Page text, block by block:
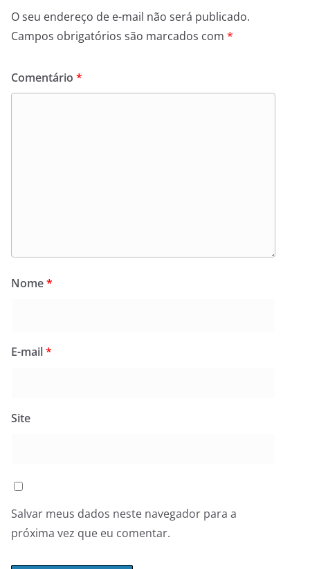
O seu endereço de e-mail não será publicado.
Campos obrigatórios são marcados com *
Comentário *
Nome*
E-mail*
Site
Salvar meus dados neste navegador para a
próxima vez que eu comentar.